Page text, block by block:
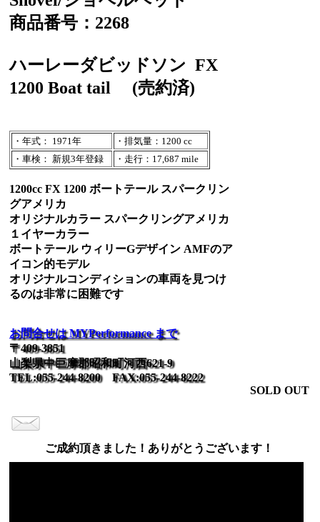
商品番号：2268
ハーレーダビッドソン FX
1200 Boat tail
(売約済)
・年式： 1971年
・排気量：1200 cc
・車検： 新規3年登録
・走行：17,687 mile
1200cc FX 1200 ボートテール スパークリン
グアメリカ
オリジナルカラー スパークリングアメリカ
１イヤーカラー
ボートテール ウィリーGデザイン AMFのア
イコン的モデル
オリジナルコンディションの車両を見つけ
るのは非常に困難です
お問合せは MYPerformance まで
〒409-3851
山梨県中巨摩郡昭和町河西621-9
TEL:055-244-8200 FAX:055-244-8222
SOLD OUT
ご成約頂きました！ありがとうございます！